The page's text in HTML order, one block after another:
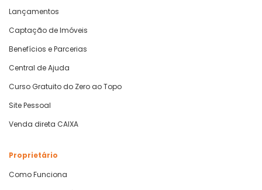
Lançamentos
Captação de Imóveis
Benefícios e Parcerias
Central de Ajuda
Curso Gratuito do Zero ao Topo
Site Pessoal
Venda direta CAIXA
Proprietário
Como Funciona